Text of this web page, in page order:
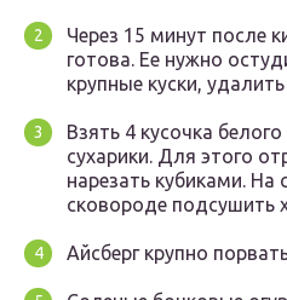
Через 15 минут после
готова. Ее нужно
крупные куски,
Взять 4 кусочка
сухарики. Для этого
нарезать кубиками. На
сковороде подсушить
Айсберг крупно